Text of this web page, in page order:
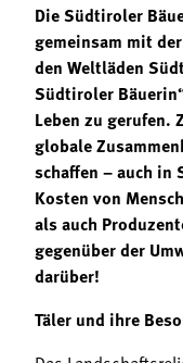
Die Südtiroler
gemeinsam mit
den Weltläden
Südtiroler
Leben zu gerufen.
globale
schaffen – auch
Kosten von
als auch
gegenüber der
darüber!
Täler und ihre